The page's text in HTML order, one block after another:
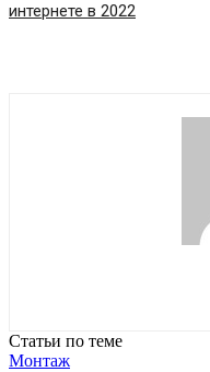
интернете в 2022
Статьи по теме
Монтаж